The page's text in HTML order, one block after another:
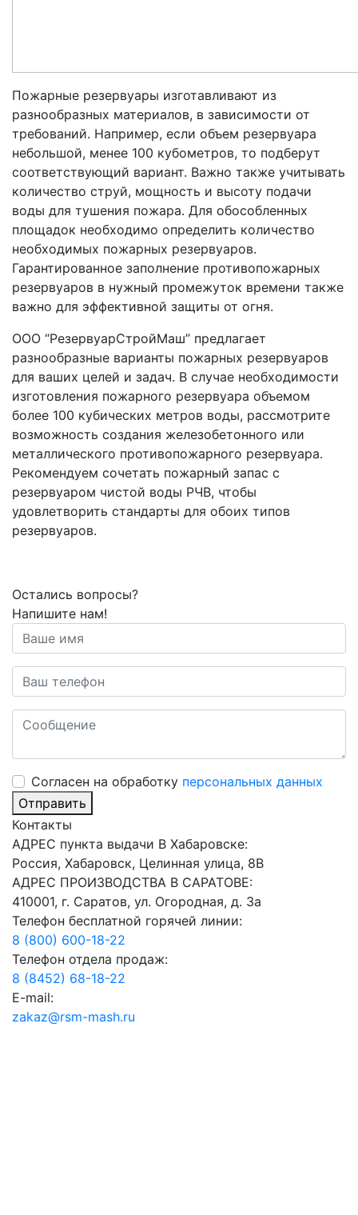
Пожарные резервуары изготавливают из
разнообразных материалов, в зависимости от
требований. Например, если объем резервуара
небольшой, менее 100 кубометров, то подберут
соответствующий вариант. Важно также учитывать
количество струй, мощность и высоту подачи
воды для тушения пожара. Для обособленных
площадок необходимо определить количество
необходимых пожарных резервуаров.
Гарантированное заполнение противопожарных
резервуаров в нужный промежуток времени также
важно для эффективной защиты от огня.
ООО “РезервуарСтройМаш” предлагает
разнообразные варианты пожарных резервуаров
для ваших целей и задач. В случае необходимости
изготовления пожарного резервуара объемом
более 100 кубических метров воды, рассмотрите
возможность создания железобетонного или
металлического противопожарного резервуара.
Рекомендуем сочетать пожарный запас с
резервуаром чистой воды РЧВ, чтобы
удовлетворить стандарты для обоих типов
резервуаров.
Остались вопросы?
Напишите нам!
Cогласен на обработку персональных данных
Отправить
Контакты
АДРЕС пункта выдачи В Хабаровске:
Россия, Хабаровск, Целинная улица, 8В
АДРЕС ПРОИЗВОДСТВА В САРАТОВЕ:
410001, г. Саратов, ул. Огородная, д. 3а
Телефон бесплатной горячей линии:
8 (800) 600-18-22
Телефон отдела продаж:
8 (8452) 68-18-22
E-mail:
zakaz@rsm-mash.ru